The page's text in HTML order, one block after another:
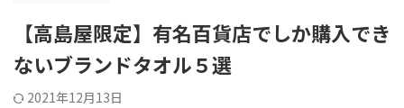
【高島屋限定】有名百貨店でしか購入でき
ないブランドタオル５選
2021年12月13日